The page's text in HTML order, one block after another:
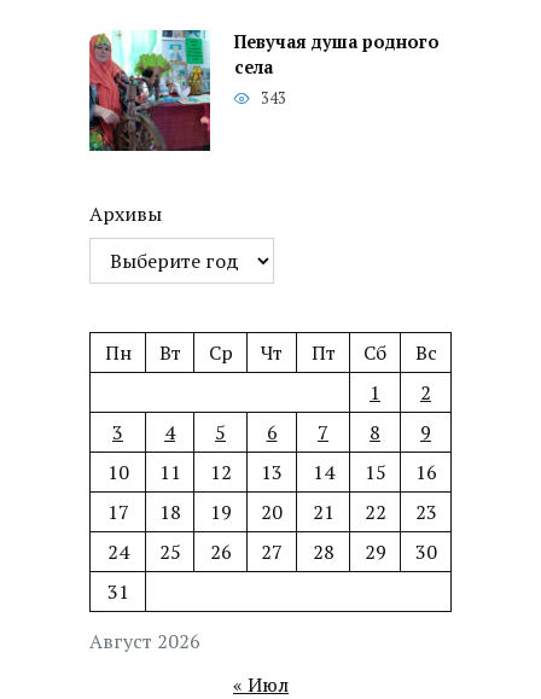
Певучая душа родного
села
343
Архивы
Август 2026
Пн Вт Ср Чт Пт Сб
Вс
1
2
3
4 5 6 7 8
9
10
11 12 13 14 15
16
17
18 19 20 21 22
23
24
25 26 27 28 29
30
31
« Июл